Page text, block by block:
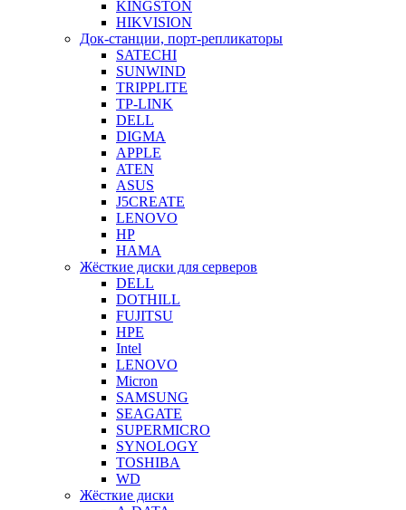
KINGSTON
HIKVISION
Док-станции, порт-репликаторы
SATECHI
SUNWIND
TRIPPLITE
TP-LINK
DELL
DIGMA
APPLE
ATEN
ASUS
J5CREATE
LENOVO
HP
HAMA
Жёсткие диски для серверов
DELL
DOTHILL
FUJITSU
HPE
Intel
LENOVO
Micron
SAMSUNG
SEAGATE
SUPERMICRO
SYNOLOGY
TOSHIBA
WD
Жёсткие диски